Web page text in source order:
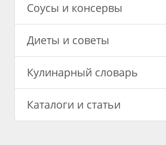
Соусы и консервы
Диеты и советы
Кулинарный словарь
Каталоги и статьи